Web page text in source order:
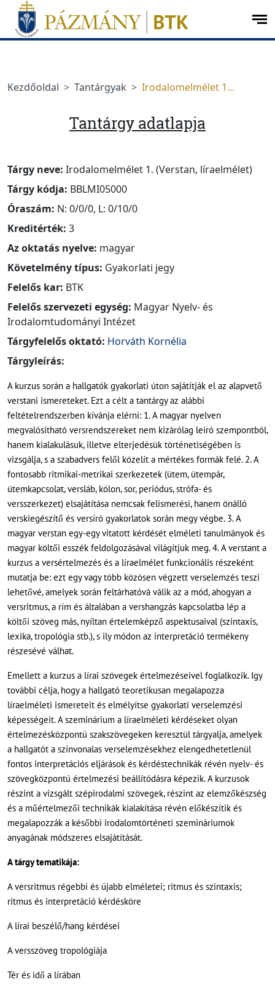
Ugrás a menüre
Ugrás a tartalomra
Kezdőoldal Tantárgyak Irodalomelmélet 1...
Tantárgy adatlapja
Tárgy neve: Irodalomelmélet 1. (Verstan, líraelmélet)
Tárgy kódja: BBLMI05000
Óraszám: N: 0/0/0, L: 0/10/0
Kreditérték: 3
Az oktatás nyelve: magyar
Követelmény típus: Gyakorlati jegy
Felelős kar: BTK
Felelős szervezeti egység: Magyar Nyelv- és
Irodalomtudományi Intézet
Tárgyfelelős oktató: Horváth Kornélia
Tárgyleírás:
A kurzus során a hallgatók gyakorlati úton sajátítják el az alapvető
verstani ismereteket. Ezt a célt a tantárgy az alábbi
feltételrendszerben kívánja elérni: 1. A magyar nyelven
megvalósítható versrendszereket nem kizárólag leíró szempontból,
hanem kialakulásuk, illetve elterjedésük történetiségében is
vizsgálja, s a szabadvers felől közelít a mértékes formák felé. 2. A
fontosabb ritmikai-metrikai szerkezetek (ütem, ütempár,
ütemkapcsolat, versláb, kólon, sor, periódus, strófa- és
versszerkezet) elsajátítása nemcsak felismerési, hanem önálló
verskiegészítő és versíró gyakorlatok során megy végbe. 3. A
magyar verstan egy-egy vitatott kérdését elméleti tanulmányok és
magyar költői esszék feldolgozásával világítjuk meg. 4. A verstant a
kurzus a versértelmezés és a líraelmélet funkcionális részeként
mutatja be: ezt egy vagy több közösen végzett verselemzés teszi
lehetővé, amelyek során feltárhatóvá válik az a mód, ahogyan a
versritmus, a rím és általában a vershangzás kapcsolatba lép a
költői szöveg más, nyíltan értelemképző aspektusaival (szintaxis,
lexika, tropológia stb.), s ily módon az interpretáció termékeny
részesévé válhat.
Emellett a kurzus a lírai szövegek értelmezéseivel foglalkozik. Igy
további célja, hogy a hallgató teoretikusan megalapozza
líraelméleti ismereteit és elmélyítse gyakorlati verselemzési
képességeit. A szeminárium a líraelméleti kérdéseket olyan
értelmezésközpontú szakszövegeken keresztül tárgyalja, amelyek
a hallgatót a színvonalas verselemzésekhez elengedhetetlenül
fontos interpretációs eljárások és kérdéstechnikák révén nyelv- és
szövegközpontú értelmezési beállítódásra képezik. A kurzusok
részint a vizsgált szépirodalmi szövegek, részint az elemzőkészség
és a műértelmezői technikák kialakítása révén előkészítik és
megalapozzák a későbbi irodalomtörténeti szemináriumok
anyagának módszeres elsajátítását.
A tárgy tematikája:
A versritmus régebbi és újabb elméletei; ritmus és szintaxis;
ritmus és interpretáció kérdésköre
A lírai beszélő/hang kérdései
A versszöveg tropológiája
Tér és idő a lírában